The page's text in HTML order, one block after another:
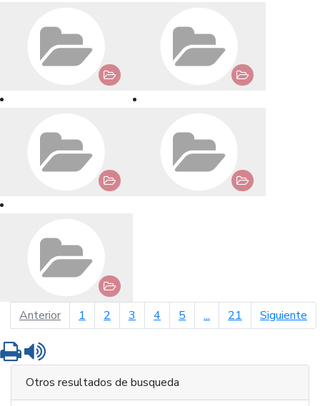
Anteriorpágina anterior
1 2 3 4 5 ... 21 Siguiente
Imprimir
Otros resultados de busqueda